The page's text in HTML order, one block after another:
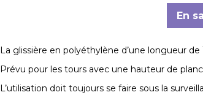
En
La glissière en polyéthylène d’une longueur
Prévu pour les tours avec une hauteur de
L’utilisation doit toujours se faire sous la